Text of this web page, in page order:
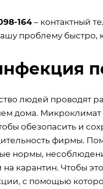
164– контактный
проблему быстро,
людей проводят
дома. Микроклимат
обезопасить и
фирмы.
нормы,
карантин. Чтобы
с помощью